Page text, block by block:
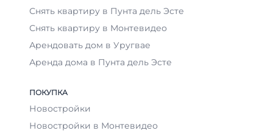
Снять квартиру в Пунта дель Эсте
Снять квартиру в Монтевидео
Арендовать дом в Уругвае
Аренда дома в Пунта дель Эсте
ПОКУПКА
Новостройки
Новостройки в Монтевидео